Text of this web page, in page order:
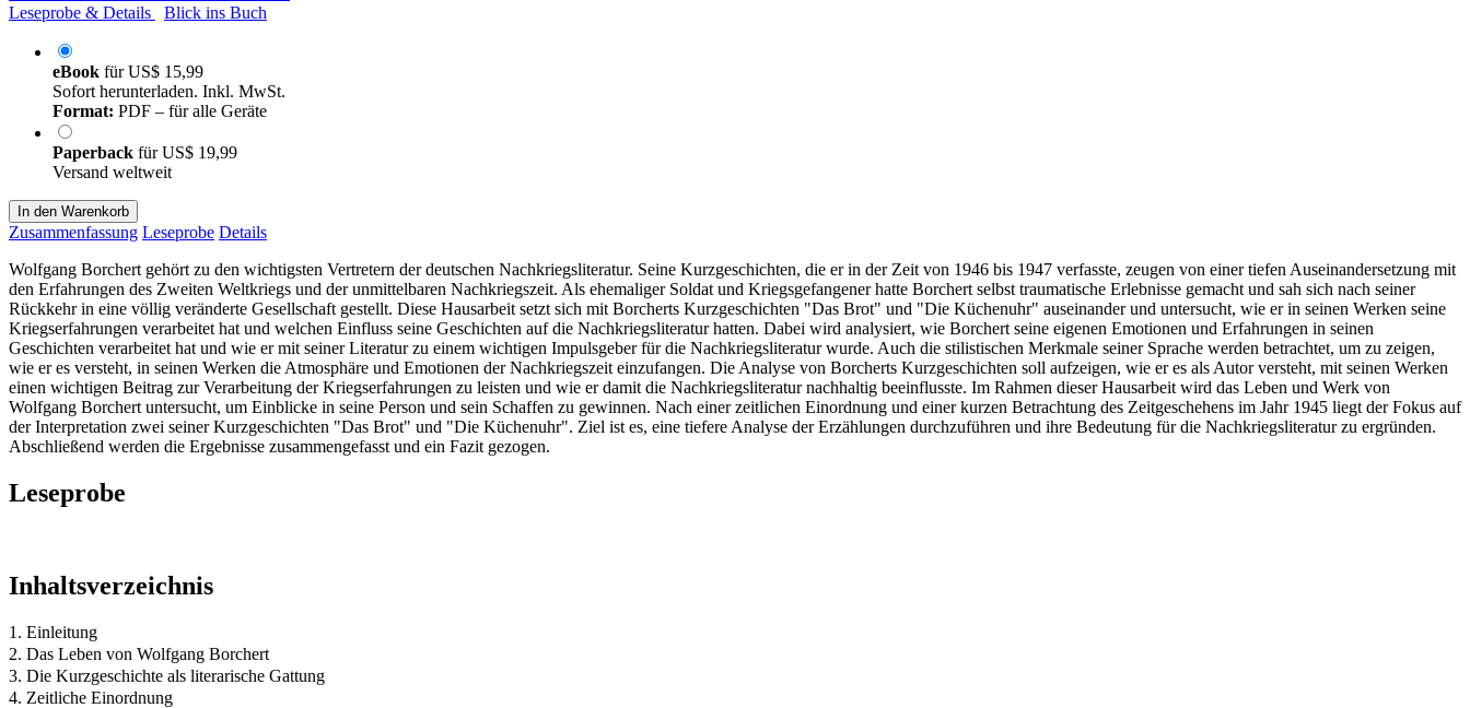
Leseprobe & Details
Blick ins Buch
eBook fürUS$ 15,99
Sofort herunterladen. Inkl. MwSt.
Format: PDF – für alle Geräte
Paperback fürUS$ 19,99
Versand weltweit
In den Warenkorb
Zusammenfassung Leseprobe Details
Wolfgang Borchert gehört zu den wichtigsten Vertretern der deutschen Nachkriegsliteratur. Seine Kurzgeschichten, die er in der Zeit von 1946 bis 1947 verfasste, zeugen von einer tiefen Auseinandersetzung mit
den Erfahrungen des Zweiten Weltkriegs und der unmittelbaren Nachkriegszeit. Als ehemaliger Soldat und Kriegsgefangener hatte Borchert selbst traumatische Erlebnisse gemacht und sah sich nach seiner
Rückkehr in eine völlig veränderte Gesellschaft gestellt. Diese Hausarbeit setzt sich mit Borcherts Kurzgeschichten "Das Brot" und "Die Küchenuhr" auseinander und untersucht, wie er in seinen Werken seine
Kriegserfahrungen verarbeitet hat und welchen Einfluss seine Geschichten auf die Nachkriegsliteratur hatten. Dabei wird analysiert, wie Borchert seine eigenen Emotionen und Erfahrungen in seinen
Geschichten verarbeitet hat und wie er mit seiner Literatur zu einem wichtigen Impulsgeber für die Nachkriegsliteratur wurde. Auch die stilistischen Merkmale seiner Sprache werden betrachtet, um zu zeigen,
wie er es versteht, in seinen Werken die Atmosphäre und Emotionen der Nachkriegszeit einzufangen. Die Analyse von Borcherts Kurzgeschichten soll aufzeigen, wie er es als Autor versteht, mit seinen Werken
einen wichtigen Beitrag zur Verarbeitung der Kriegserfahrungen zu leisten und wie er damit die Nachkriegsliteratur nachhaltig beeinflusste. Im Rahmen dieser Hausarbeit wird das Leben und Werk von
Wolfgang Borchert untersucht, um Einblicke in seine Person und sein Schaffen zu gewinnen. Nach einer zeitlichen Einordnung und einer kurzen Betrachtung des Zeitgeschehens im Jahr 1945 liegt der Fokus auf
der Interpretation zwei seiner Kurzgeschichten "Das Brot" und "Die Küchenuhr". Ziel ist es, eine tiefere Analyse der Erzählungen durchzuführen und ihre Bedeutung für die Nachkriegsliteratur zu ergründen.
Abschließend werden die Ergebnisse zusammengefasst und ein Fazit gezogen.
Leseprobe
Inhaltsverzeichnis
1. Einleitung
2. Das Leben von Wolfgang Borchert
3. Die Kurzgeschichte als literarische Gattung
4. Zeitliche Einordnung